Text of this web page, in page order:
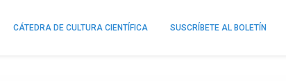
CÁTEDRA DE CULTURA CIENTÍFICA SUSCRÍBETE AL BOLETÍN